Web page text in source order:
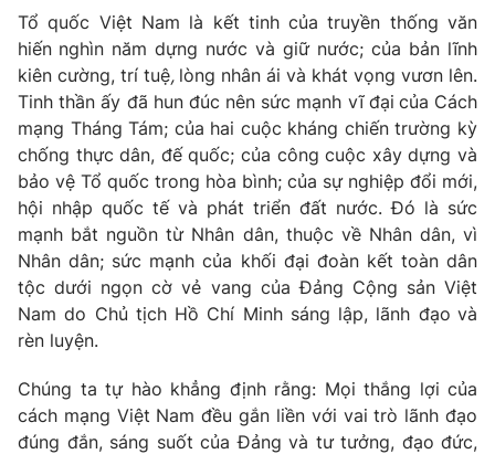
Cơ quan chủ quản:
Đài Truyền hình Việt Nam
Cơ quan báo chí:Thời báo VTV
Giấy phép hoạt động báo in và báo điện tử số 483/GP-BTTTT
cấp ngày 29/12/2023
Tổng Biên tập:Vũ Thanh Thủy
Phó Tổng Biên tập:Nguyễn Thị Mỹ Hạnh, Phạm Quốc Thắng,
Nguyễn Trọng Ninh
Tổng đài VTV:024.38 355 931 - 024.38 355 932
Ðiện thoại Thời báo VTV:024.66 897 897
Email: toasoan@vtv.vn
Liên hệ quảng cáo:
Tổ quốc Việt Nam là kết tinh của truyền thống văn
hiến nghìn năm dựng nước và giữ nước; của bản lĩnh
kiên cường, trí tuệ, lòng nhân ái và khát vọng vươn lên.
Tinh thần ấy đã hun đúc nên sức mạnh vĩ đại của Cách
mạng Tháng Tám; của hai cuộc kháng chiến trường kỳ
chống thực dân, đế quốc; của công cuộc xây dựng và
bảo vệ Tổ quốc trong hòa bình; của sự nghiệp đổi mới,
hội nhập quốc tế và phát triển đất nước. Đó là sức
mạnh bắt nguồn từ Nhân dân, thuộc về Nhân dân, vì
Nhân dân; sức mạnh của khối đại đoàn kết toàn dân
tộc dưới ngọn cờ vẻ vang của Đảng Cộng sản Việt
Nam do Chủ tịch Hồ Chí Minh sáng lập, lãnh đạo và
rèn luyện.
Chúng ta tự hào khẳng định rằng: Mọi thắng lợi của
cách mạng Việt Nam đều gắn liền với vai trò lãnh đạo
đúng đắn, sáng suốt của Đảng và tư tưởng, đạo đức,